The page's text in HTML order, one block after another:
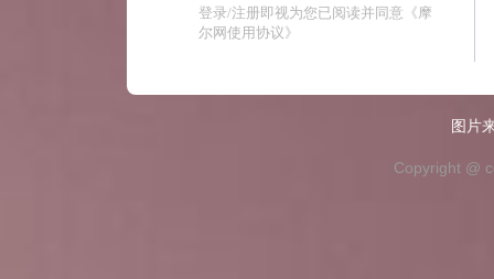
登录/注册即视为您已阅读并同意 《摩
尔网使用协议》
图片
Copyright @